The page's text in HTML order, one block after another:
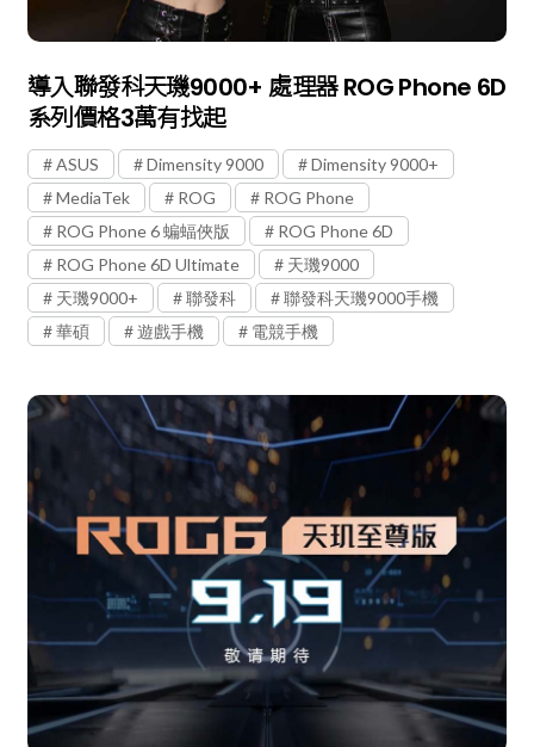
導入聯發科天璣9000+ 處理器 ROG Phone 6D
系列價格3萬有找起
ASUS Dimensity 9000
Dimensity 9000+
MediaTek
ROG
ROG Phone
ROG Phone 6 蝙蝠俠版
ROG Phone 6D
ROG Phone 6D Ultimate
天璣9000
天璣9000+
聯發科
聯發科天璣9000手機
華碩
遊戲手機 電競手機